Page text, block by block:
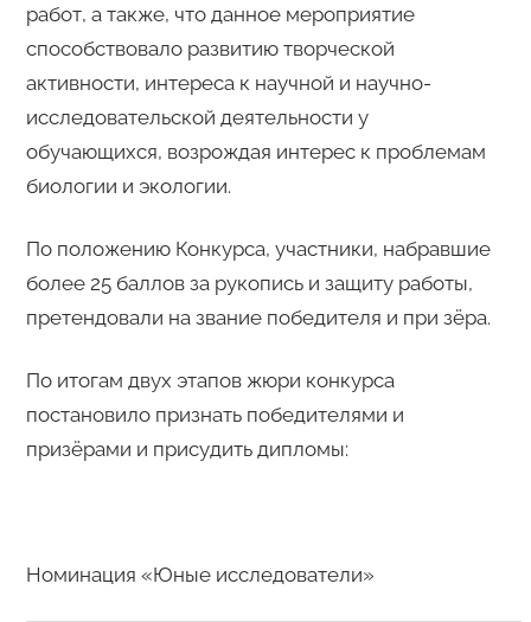
работ, а также, что данное мероприятие
способствовало развитию творческой
активности, интереса к научной и научно-
исследовательской деятельности у
обучающихся, возрождая интерес к проблемам
биологии и экологии.
По положению Конкурса, участники, набравшие
более 25 баллов за рукопись и защиту работы,
претендовали на звание победителя и при зёра.
По итогам двух этапов жюри конкурса
постановило признать победителями и
призёрами и присудить дипломы:
Номинация «Юные исследователи»